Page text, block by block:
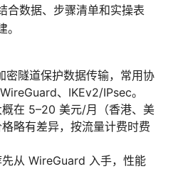
合数据、步骤清单和实操表
密隧道保护数据传输，常用协
、IKEv2/IPsec。
在 5–20 美元/月（香港、美
略有差异，按流量计费时费
从 WireGuard 入手，性能